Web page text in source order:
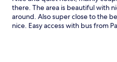
there. The area is beautiful with
around. Also super close to the
nice. Easy access with bus from